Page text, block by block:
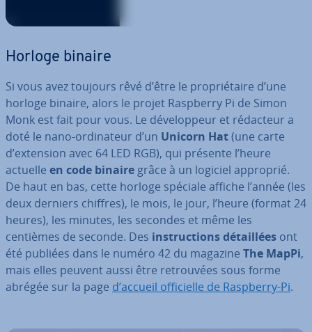
Horloge binaire
Si vous avez toujours rêvé d’être le pro­prié­taire d’une
horloge binaire, alors le projet Raspberry Pi de Simon
Monk est fait pour vous. Le dé­ve­lop­peur et rédacteur a
doté le nano-or­di­na­teur d’un Unicorn Hat(une carte
d’extension avec 64 LED RGB), qui présente l’heure
actuelle en code binaire grâce à un logiciel approprié.
De haut en bas, cette horloge spéciale affiche l’année (les
deux derniers chiffres), le mois, le jour, l’heure (format 24
heures), les minutes, les secondes et même les
centièmes de seconde. Des ins­truc­tions dé­tail­lées ont
été publiées dans le numéro 42 du magazine The MapPi,
mais elles peuvent aussi être re­trou­vées sous forme
abrégée sur la page d’accueil of­fi­cielle de Raspberry-Pi.